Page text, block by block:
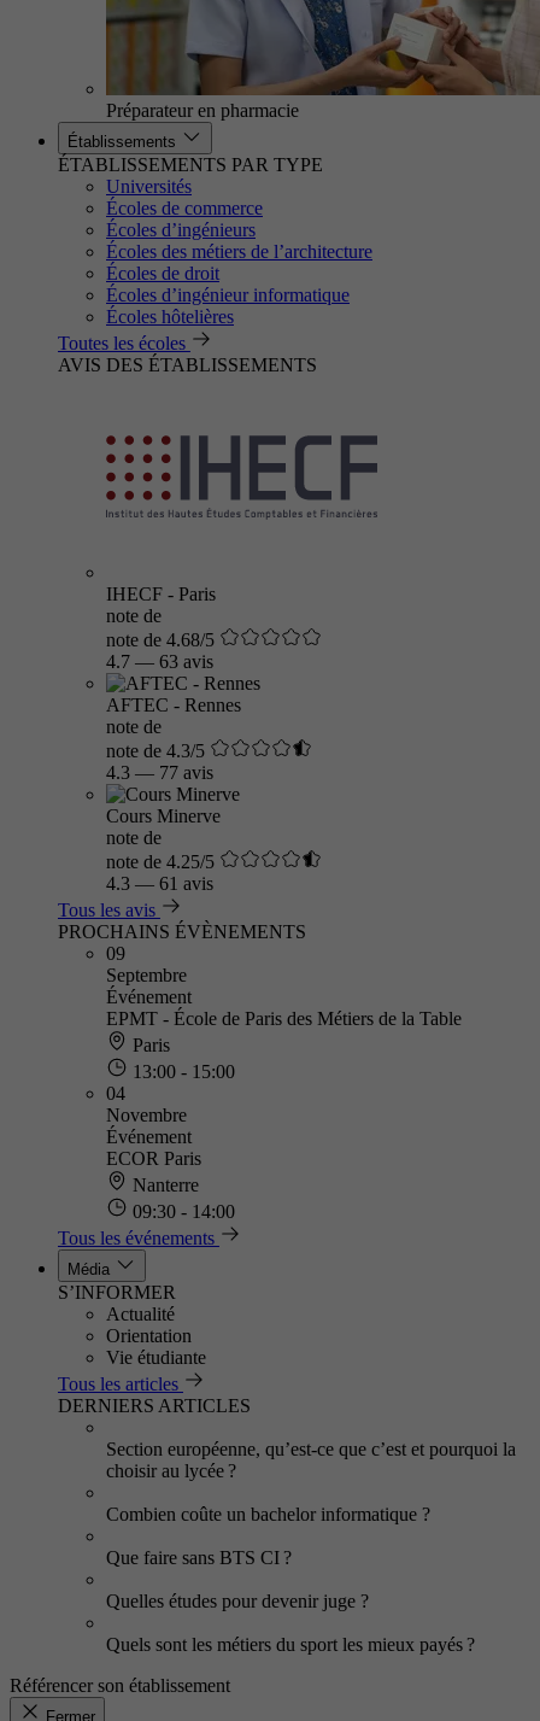
Préparateur en pharmacie
Établissements
ÉTABLISSEMENTS PAR TYPE
Universités
Écoles de commerce
Écoles d’ingénieurs
Écoles des métiers de l’architecture
Écoles de droit
Écoles d’ingénieur informatique
Écoles hôtelières
Toutes les écoles
AVIS DES ÉTABLISSEMENTS
IHECF - Paris
note de
note de 4.68/5
4.7 — 63 avis
AFTEC - Rennes
note de
note de 4.3/5
4.3 — 77 avis
Cours Minerve
note de
note de 4.25/5
4.3 — 61 avis
Tous les avis
PROCHAINS ÉVÈNEMENTS
09
Septembre
Événement
EPMT - École de Paris des Métiers de la Table
Paris
13:00 - 15:00
04
Novembre
Événement
ECOR Paris
Nanterre
09:30 - 14:00
Tous les événements
Média
S’INFORMER
Actualité
Orientation
Vie étudiante
Tous les articles
DERNIERS ARTICLES
Section européenne, qu’est-ce que c’est et pourquoi la
choisir au lycée ?
Combien coûte un bachelor informatique ?
Que faire sans BTS CI ?
Quelles études pour devenir juge ?
Quels sont les métiers du sport les mieux payés ?
Référencer son établissement
Fermer